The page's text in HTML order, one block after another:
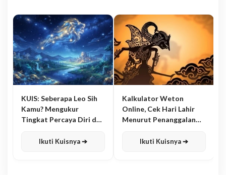
KUIS: Seberapa Leo Sih
Kamu? Mengukur
Tingkat Percaya Diri dan
Ikuti Kuisnya ➔
Kalkulator Weton
Online, Cek Hari Lahir
Menurut Penanggalan
Ikuti Kuisnya ➔